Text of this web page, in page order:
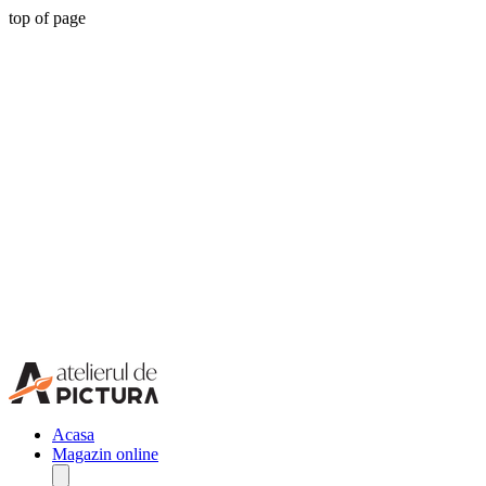
top of page
Acasa
Magazin online